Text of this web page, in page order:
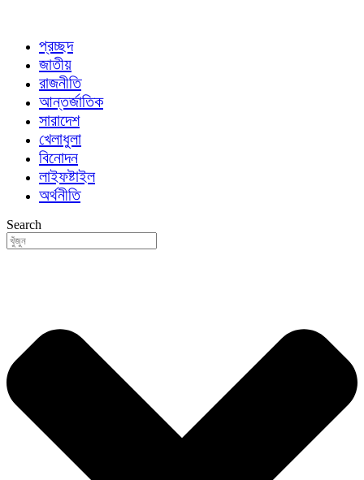
প্রচ্ছদ
জাতীয়
রাজনীতি
আন্তর্জাতিক
সারাদেশ
খেলাধুলা
বিনোদন
লাইফষ্টাইল
অর্থনীতি
Search